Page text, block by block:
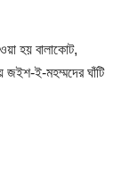
হয় বালাকোট,
জইশ-ই-মহম্মদের ঘাঁটি